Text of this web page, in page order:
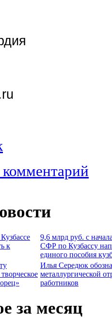
к
9,6 млрд руб. с
СФР по Кузбассу
единого пособия
Илья Середюк
металлургической
работников
за месяц